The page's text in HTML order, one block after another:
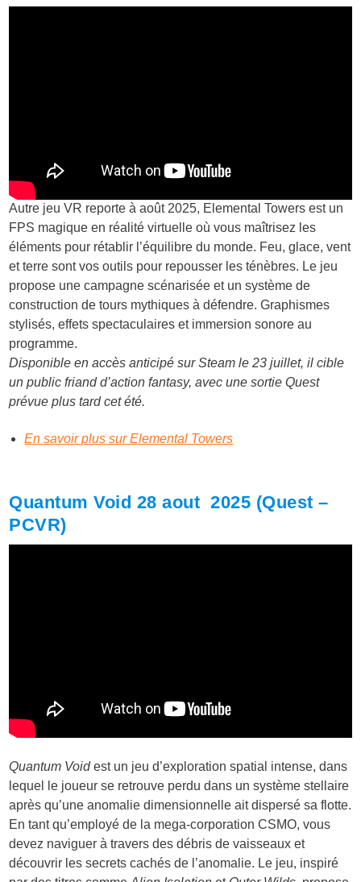
Autre jeu VR reporte à août 2025, Elemental Towers est un
FPS magique en réalité virtuelle où vous maîtrisez les
éléments pour rétablir l’équilibre du monde. Feu, glace, vent
et terre sont vos outils pour repousser les ténèbres. Le jeu
propose une campagne scénarisée et un système de
construction de tours mythiques à défendre. Graphismes
stylisés, effets spectaculaires et immersion sonore au
programme.
Disponible en accès anticipé sur Steam le 23 juillet, il cible
un public friand d’action fantasy, avec une sortie Quest
prévue plus tard cet été.
En savoir plus sur Elemental Towers
Quantum Void 28 aout 2025 (Quest –
PCVR)
Quantum Voidest un jeu d’exploration spatial intense, dans
lequel le joueur se retrouve perdu dans un système stellaire
après qu’une anomalie dimensionnelle ait dispersé sa flotte.
En tant qu’employé de la mega-corporation CSMO, vous
devez naviguer à travers des débris de vaisseaux et
découvrir les secrets cachés de l’anomalie. Le jeu, inspiré